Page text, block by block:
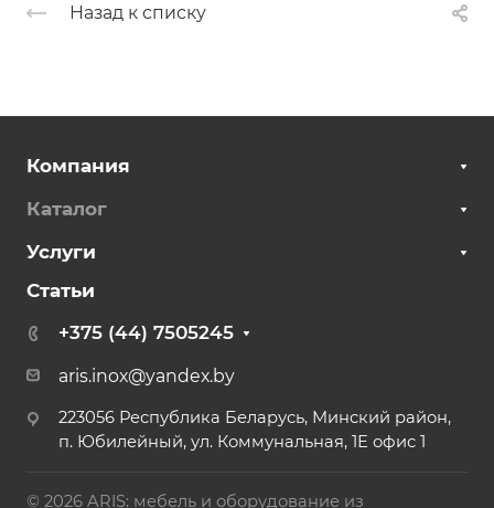
Назад к списку
Компания
Каталог
Услуги
Статьи
+375 (44) 7505245
aris.inox@yandex.by
223056 Республика Беларусь, Минский район,
п. Юбилейный, ул. Коммунальная, 1Е офис 1
© 2026 ARIS: мебель и оборудование из